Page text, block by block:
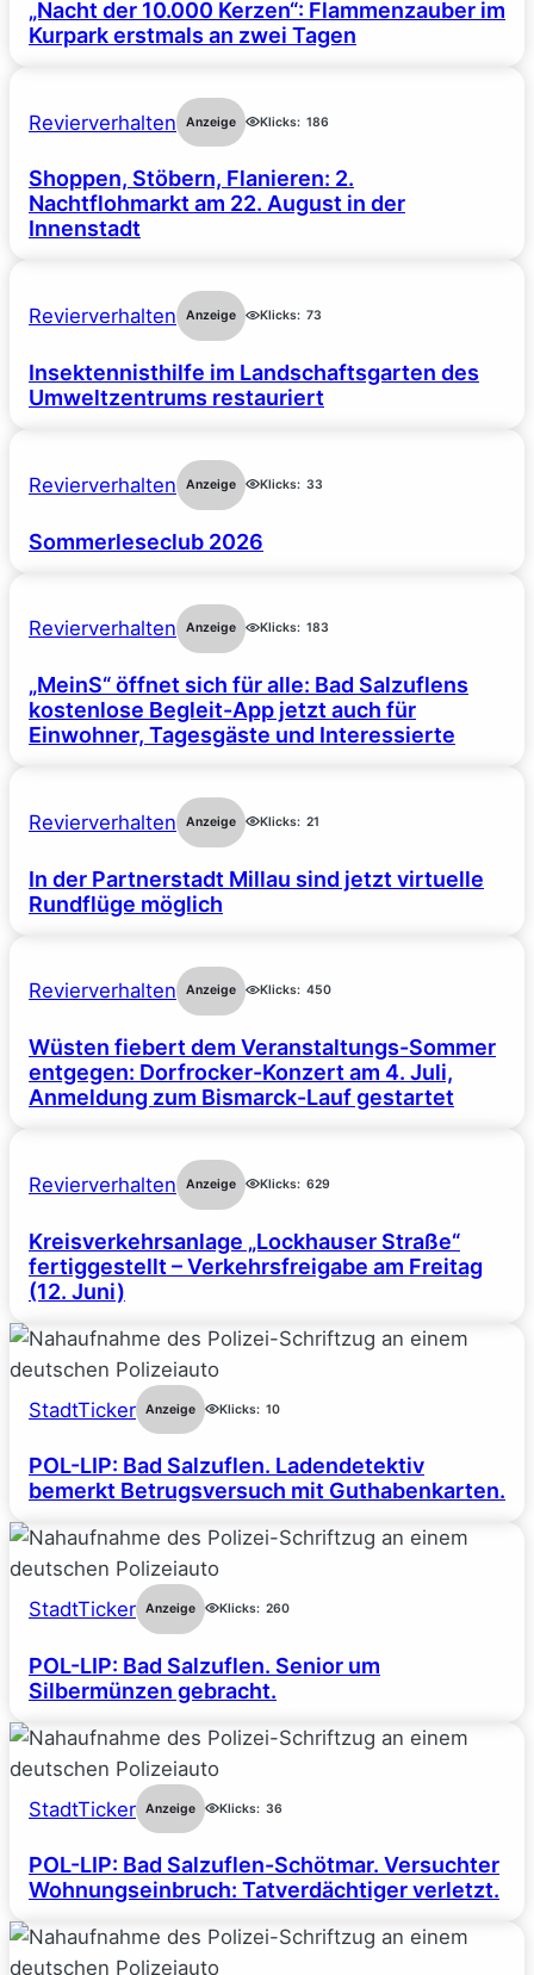
„Nacht der 10.000 Kerzen“: Flammenzauber im
Kurpark erstmals an zwei Tagen
Revierverhalten Anzeige Klicks: 186
Shoppen, Stöbern, Flanieren: 2.
Nachtflohmarkt am 22. August in der
Innenstadt
Revierverhalten Anzeige Klicks: 73
Insektennisthilfe im Landschaftsgarten des
Umweltzentrums restauriert
Revierverhalten Anzeige Klicks: 33
Sommerleseclub 2026
Revierverhalten Anzeige Klicks: 183
„MeinS“ öffnet sich für alle: Bad Salzuflens
kostenlose Begleit-App jetzt auch für
Einwohner, Tagesgäste und Interessierte
Revierverhalten Anzeige Klicks: 21
In der Partnerstadt Millau sind jetzt virtuelle
Rundflüge möglich
Revierverhalten Anzeige Klicks: 450
Wüsten fiebert dem Veranstaltungs-Sommer
entgegen: Dorfrocker-Konzert am 4. Juli,
Anmeldung zum Bismarck-Lauf gestartet
Revierverhalten Anzeige Klicks: 629
Kreisverkehrsanlage „Lockhauser Straße“
fertiggestellt – Verkehrsfreigabe am Freitag
(12. Juni)
StadtTicker Anzeige Klicks: 10
POL-LIP: Bad Salzuflen. Ladendetektiv
bemerkt Betrugsversuch mit Guthabenkarten.
StadtTicker Anzeige Klicks: 260
POL-LIP: Bad Salzuflen. Senior um
Silbermünzen gebracht.
StadtTicker Anzeige Klicks: 36
POL-LIP: Bad Salzuflen-Schötmar. Versuchter
Wohnungseinbruch: Tatverdächtiger verletzt.